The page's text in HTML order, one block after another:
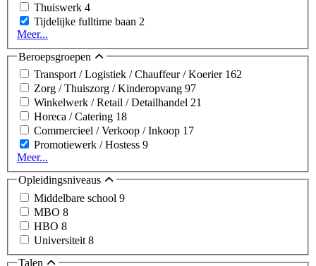
Thuiswerk 4
Tijdelijke fulltime baan 2
Meer...
Beroepsgroepen
Transport / Logistiek / Chauffeur / Koerier 162
Zorg / Thuiszorg / Kinderopvang 97
Winkelwerk / Retail / Detailhandel 21
Horeca / Catering 18
Commercieel / Verkoop / Inkoop 17
Promotiewerk / Hostess 9
Meer...
Opleidingsniveaus
Middelbare school 9
MBO 8
HBO 8
Universiteit 8
Talen